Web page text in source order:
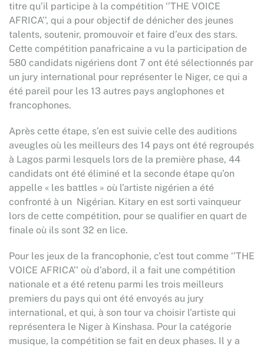
titre qu’il participe à la compétition ‘’THE VOICE
AFRICA’’, qui a pour objectif de dénicher des jeunes
talents, soutenir, promouvoir et faire d’eux des stars.
Cette compétition panafricaine a vu la participation de
580 candidats nigériens dont 7 ont été sélectionnés par
un jury international pour représenter le Niger, ce qui a
été pareil pour les 13 autres pays anglophones et
francophones.
Après cette étape, s’en est suivie celle des auditions
aveugles où les meilleurs des 14 pays ont été regroupés
à Lagos parmi lesquels lors de la première phase, 44
candidats ont été éliminé et la seconde étape qu’on
appelle « les battles » où l’artiste nigérien a été
confronté à un Nigérian. Kitary en est sorti vainqueur
lors de cette compétition, pour se qualifier en quart de
finale où ils sont 32 en lice.
Pour les jeux de la francophonie, c’est tout comme ‘’THE
VOICE AFRICA’’ où d’abord, il a fait une compétition
nationale et a été retenu parmi les trois meilleurs
premiers du pays qui ont été envoyés au jury
international, et qui, à son tour va choisir l’artiste qui
représentera le Niger à Kinshasa. Pour la catégorie
musique, la compétition se fait en deux phases. Il y a